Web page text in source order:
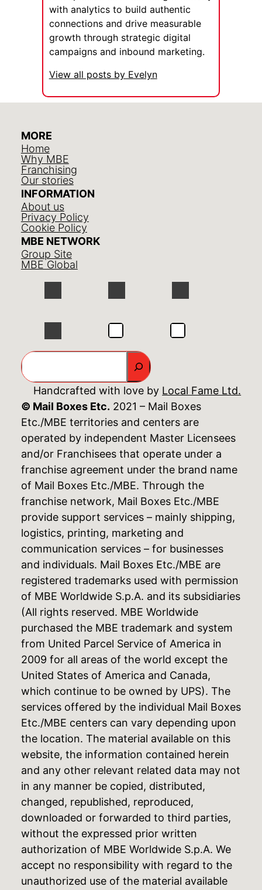
with analytics to build authentic
connections and drive measurable
growth through strategic digital
campaigns and inbound marketing.
View all posts by Evelyn
MORE
Home
Why MBE
Franchising
Our stories
INFORMATION
About us
Privacy Policy
Cookie Policy
MBE NETWORK
Group Site
MBE Global
GO
Handcrafted with love by Local Fame Ltd.
© Mail Boxes Etc. 2021 – Mail Boxes
Etc./MBE territories and centers are
operated by independent Master Licensees
and/or Franchisees that operate under a
franchise agreement under the brand name
of Mail Boxes Etc./MBE. Through the
franchise network, Mail Boxes Etc./MBE
provide support services – mainly shipping,
logistics, printing, marketing and
communication services – for businesses
and individuals. Mail Boxes Etc./MBE are
registered trademarks used with permission
of MBE Worldwide S.p.A. and its subsidiaries
(All rights reserved. MBE Worldwide
purchased the MBE trademark and system
from United Parcel Service of America in
2009 for all areas of the world except the
United States of America and Canada,
which continue to be owned by UPS). The
services offered by the individual Mail Boxes
Etc./MBE centers can vary depending upon
the location. The material available on this
website, the information contained herein
and any other relevant related data may not
in any manner be copied, distributed,
changed, republished, reproduced,
downloaded or forwarded to third parties,
without the expressed prior written
authorization of MBE Worldwide S.p.A. We
accept no responsibility with regard to the
unauthorized use of the material available